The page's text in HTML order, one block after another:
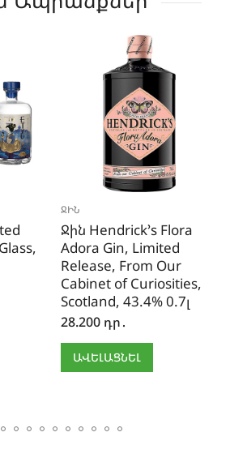
ՋԻՆ
Ջին Hendrick’s Flora
Adora Gin, Limited
Release, From Our
Cabinet of Curiosities,
Scotland, 43.4% 0.7լ
28.200 դր․
ԱՎԵԼԱՑՆԵԼ